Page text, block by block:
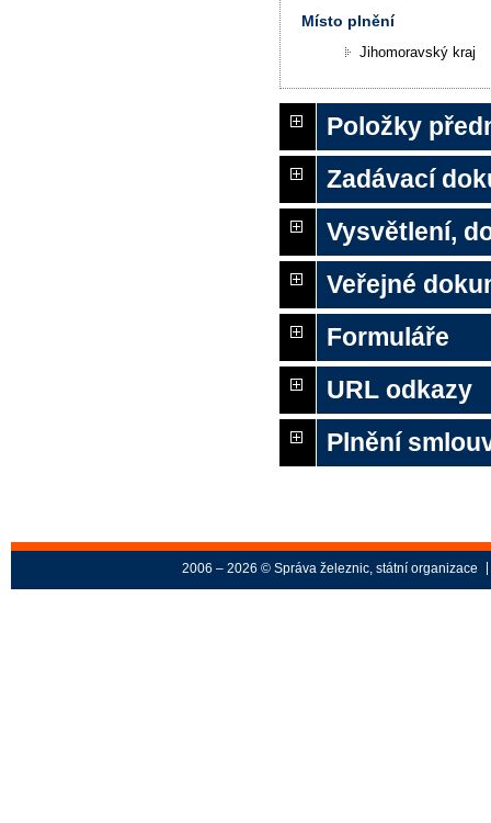
Místo plnění
Jihomoravský kraj
Položky
Zadávací
Vysvětlení,
Veřejné
Formuláře
URL odkazy
Plnění
2006 – 2026 © Správa železnic, státní organizace